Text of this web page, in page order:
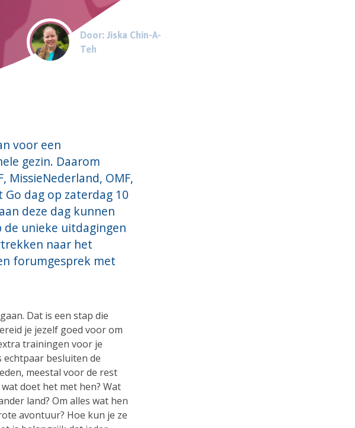
Door: Jiska Chin-A-
Teh
voor een
gezin. Daarom
MissieNederland, OMF,
Go dag op zaterdag 10
deze dag kunnen
de unieke uitdagingen
naar het
forumgesprek met
Dat is een stap die
je jezelf goed voor om
trainingen voor je
besluiten de
meestal voor de rest
doet het met hen? Wat
land? Om alles wat hen
avontuur? Hoe kun je ze